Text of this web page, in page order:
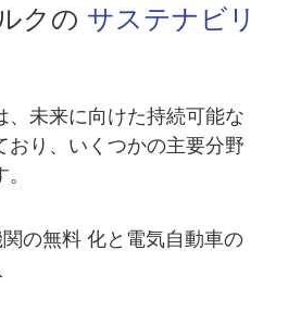
クの サステナビリ
、未来に向けた持続可能な
おり、いくつかの主要分野
の無料 化と電気自動車の